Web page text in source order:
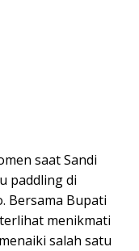
saat Sandi
paddling di
Bersama Bupati
menikmati
salah satu